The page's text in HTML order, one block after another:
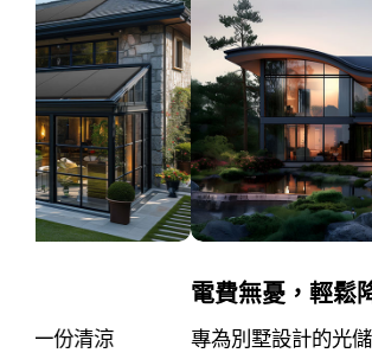
四季恒溫，暢享26度的自由
利用綠色能源為家庭供電，四季如春